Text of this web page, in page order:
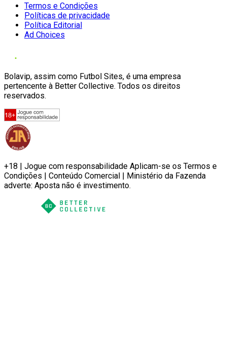
Termos e Condições
Políticas de privacidade
Política Editorial
Ad Choices
Bolavip, assim como Futbol Sites, é uma empresa
pertencente à Better Collective. Todos os direitos
reservados.
+18 | Jogue com responsabilidade Aplicam-se os Termos e
Condições | Conteúdo Comercial | Ministério da Fazenda
adverte: Aposta não é investimento.